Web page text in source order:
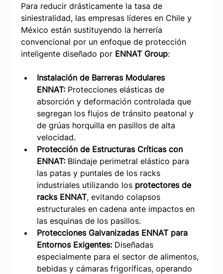
Para reducir drásticamente la tasa de
siniestralidad, las empresas líderes en Chile y
México están sustituyendo la herrería
convencional por un enfoque de protección
inteligente diseñado por ENNAT Group:
Instalación de Barreras Modulares
ENNAT: Protecciones elásticas de
absorción y deformación controlada que
segregan los flujos de tránsito peatonal y
de grúas horquilla en pasillos de alta
velocidad.
Protección de Estructuras Críticas con
ENNAT: Blindaje perimetral elástico para
las patas y puntales de los racks
industriales utilizando los protectores de
racks ENNAT, evitando colapsos
estructurales en cadena ante impactos en
las esquinas de los pasillos.
Protecciones Galvanizadas ENNAT para
Entornos Exigentes: Diseñadas
especialmente para el sector de alimentos,
bebidas y cámaras frigoríficas, operando